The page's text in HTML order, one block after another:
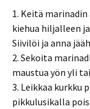
1. Keitä
kiehua hiljalleen
Siivilöi ja anna
2. Sekoita
maustua yön yli
3. Leikkaa kurkku
pikkulusikalla